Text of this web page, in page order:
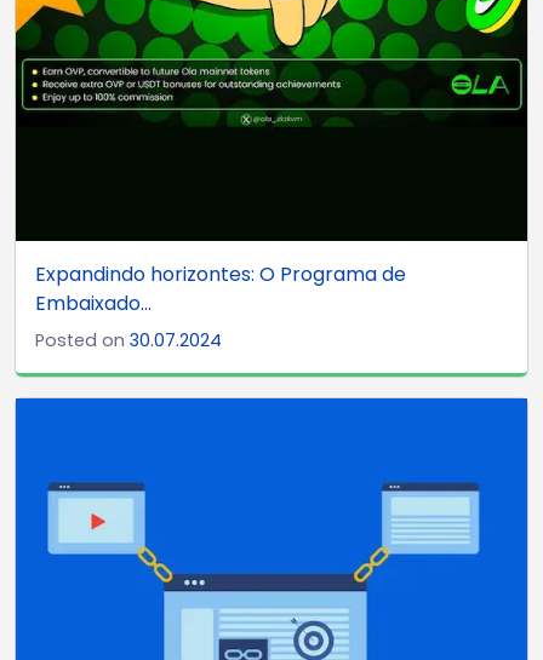
Expandindo horizontes: O Programa de
Embaixado...
Posted on 30.07.2024